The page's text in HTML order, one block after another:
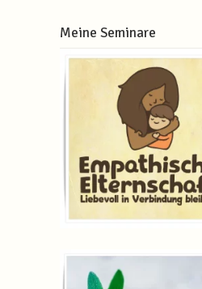
Meine Seminare